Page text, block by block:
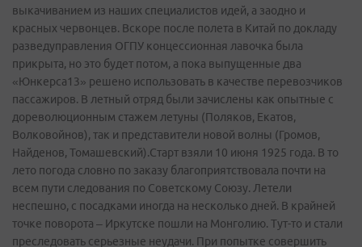
выкачиванием из наших специалистов идей, а заодно и
красных червонцев. Вскоре после полета в Китай по докладу
разведуправления ОГПУ концессионная лавочка была
прикрыта, но это будет потом, а пока выпущенные два
«Юнкерса13» решено использовать в качестве перевозчиков
пассажиров. В летный отряд были зачислены как опытные с
дореволюционным стажем летуны (Поляков, Екатов,
Волковойнов), так и представители новой волны (Громов,
Найденов, Томашевский).Старт взяли 10 июня 1925 года. В то
лето погода словно по заказу благоприятствовала почти на
всем пути следования по Советскому Союзу. Летели
неспешно, с посадками иногда на несколько дней. В крайней
точке поворота – Иркутске пошли на Монголию. Тут-то и стали
преследовать серьезные неудачи. При попытке совершить